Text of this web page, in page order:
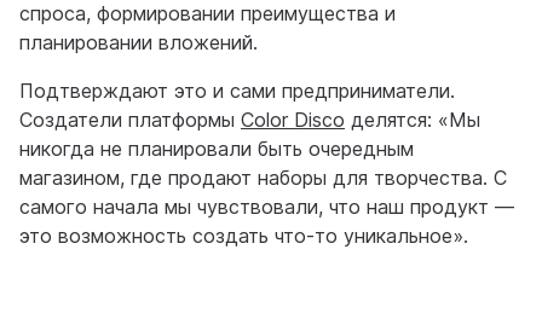
спроса, формировании преимущества и
планировании вложений.
Подтверждают это и сами предприниматели.
Создатели платформы Color Disco делятся: «Мы
никогда не планировали быть очередным
магазином, где продают наборы для творчества. С
самого начала мы чувствовали, что наш продукт —
это возможность создать что-то уникальное».